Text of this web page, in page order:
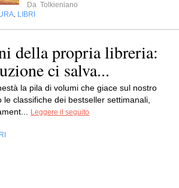
Da Tolkieniano
LIBRI
della propria libreria:
ci salva...
la pila di volumi che giace sul nostro
classifiche dei bestseller settimanali,
Leggere il seguito